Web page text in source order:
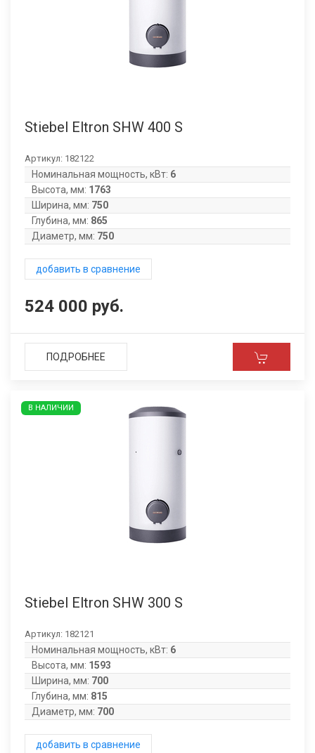
Stiebel Eltron SHW 400 S
Артикул: 182122
Номинальная мощность, кВт: 6
Высота, мм: 1763
Ширина, мм: 750
Глубина, мм: 865
Диаметр, мм: 750
добавить в сравнение
524 000 руб.
ПОДРОБНЕЕ
Stiebel Eltron SHW 300 S
Артикул: 182121
Номинальная мощность, кВт: 6
Высота, мм: 1593
Ширина, мм: 700
Глубина, мм: 815
Диаметр, мм: 700
добавить в сравнение
В НАЛИЧИИ